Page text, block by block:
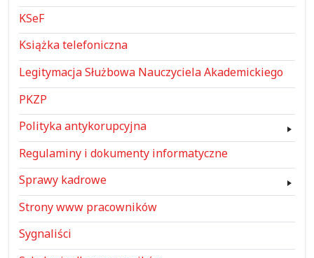
KSeF
Książka telefoniczna
Legitymacja Służbowa Nauczyciela Akademickiego
PKZP
Polityka antykorupcyjna
Regulaminy i dokumenty informatyczne
Sprawy kadrowe
Strony www pracowników
Sygnaliści